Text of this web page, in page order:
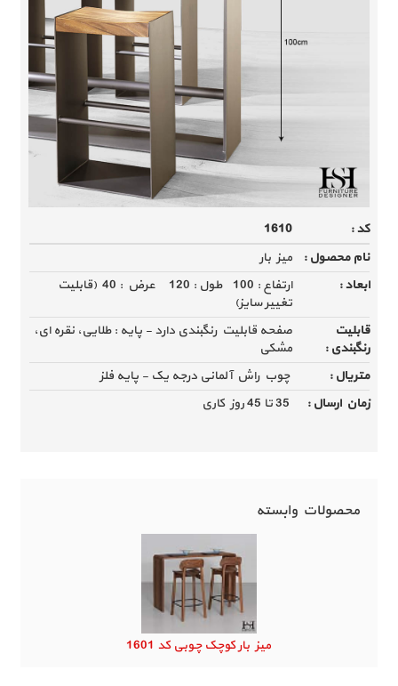
کد :
1610
نام محصول :
میز بار
ابعاد :
ارتفاع : 100 طول : 120 عرض : 40 (قابلیت
تغییر سایز)
قابلیت
رنگبندی :
صفحه قابلیت رنگبندی دارد - پایه : طلایی، نقره ای،
مشکی
متریال :
چوب راش آلمانی درجه یک - پایه فلز
زمان ارسال :
محصولات وابسته
میز بار کوچک چوبی کد 1601